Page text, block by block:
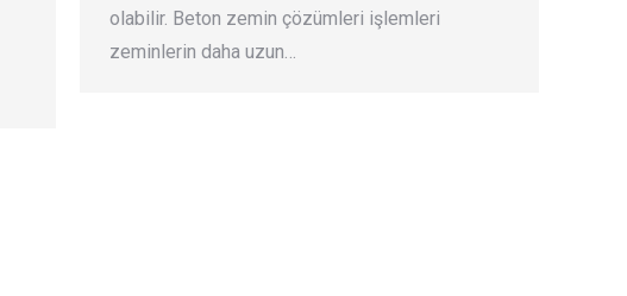
olabilir. Beton zemin çözümleri işlemleri
zeminlerin daha uzun…